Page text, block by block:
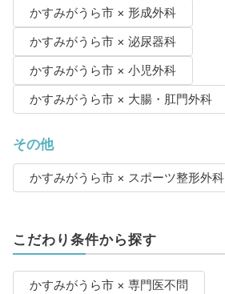
かすみがうら市 × 形成外科
かすみがうら市 × 泌尿器科
かすみがうら市 × 小児外科
かすみがうら市 × 大腸・肛門外科
その他
かすみがうら市 × スポーツ整形外科
こだわり条件から探す
かすみがうら市 × 専門医不問